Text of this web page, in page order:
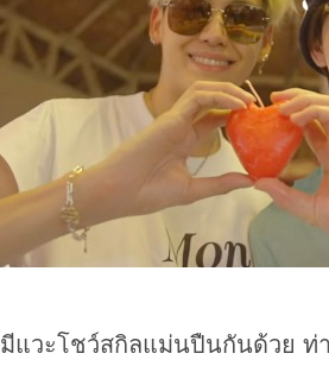
มีแวะโชว์สกิลแม่นปืนกันด้วย ท่